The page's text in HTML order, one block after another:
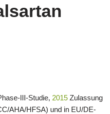
III-Studie, 2015 Zulassung
AHA/HFSA) und in EU/DE-